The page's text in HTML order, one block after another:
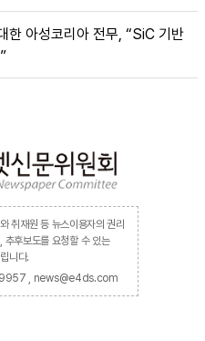
아성코리아 전무, “SiC 기반
취재원 등 뉴스이용자의 권리
추후보도를 요청할 수 있는
니다.
, news@e4ds.com